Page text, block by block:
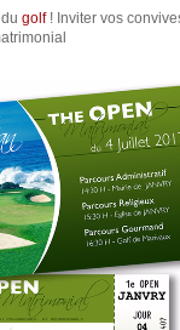
golf! Inviter vos